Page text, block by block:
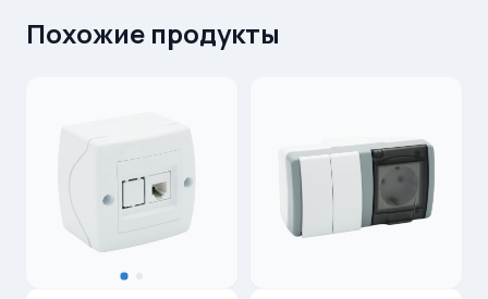
Похожие продукты